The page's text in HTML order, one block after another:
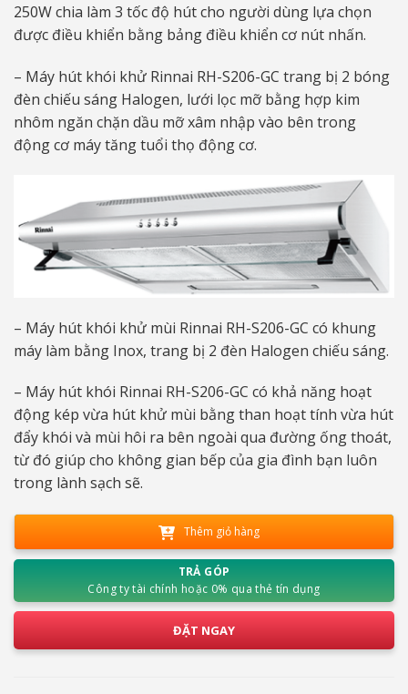
250W chia làm 3 tốc độ hút cho người dùng lựa chọn
được điều khiển bằng bảng điều khiển cơ nút nhấn.
– Máy hút khói khử Rinnai RH-S206-GC trang bị 2 bóng
đèn chiếu sáng Halogen, lưới lọc mỡ bằng hợp kim
nhôm ngăn chặn dầu mỡ xâm nhập vào bên trong
động cơ máy tăng tuổi thọ động cơ.
– Máy hút khói khử mùi Rinnai RH-S206-GC có khung
máy làm bằng Inox, trang bị 2 đèn Halogen chiếu sáng.
– Máy hút khói Rinnai RH-S206-GC có khả năng hoạt
động kép vừa hút khử mùi bằng than hoạt tính vừa hút
đẩy khói và mùi hôi ra bên ngoài qua đường ống thoát,
từ đó giúp cho không gian bếp của gia đình bạn luôn
trong lành sạch sẽ.
Thêm giỏ hàng
TRẢ GÓP
Công ty tài chính hoặc 0% qua thẻ tín dụng
ĐẶT NGAY